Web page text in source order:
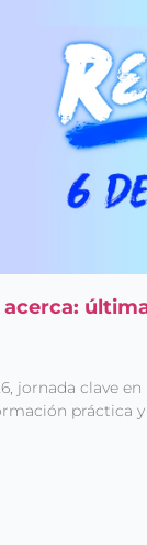
acerca:
jornada clave
práctica